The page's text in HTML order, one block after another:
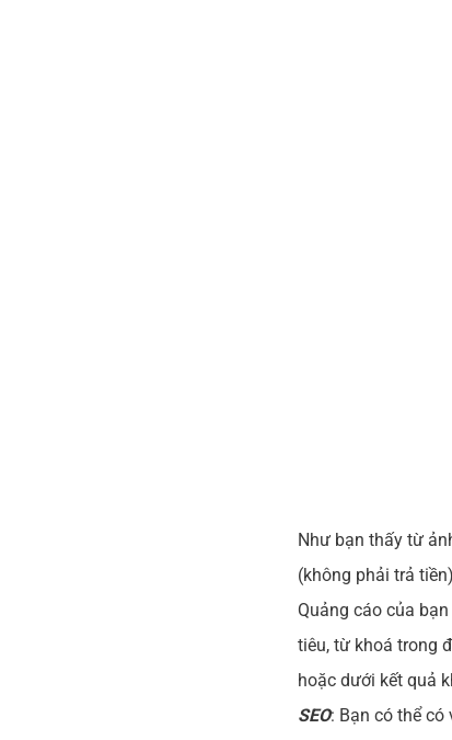
Như bạn thấy từ
(không phải trả
Quảng cáo của
tiêu, từ khoá trong
hoặc dưới kết quả
SEO: Bạn có thể